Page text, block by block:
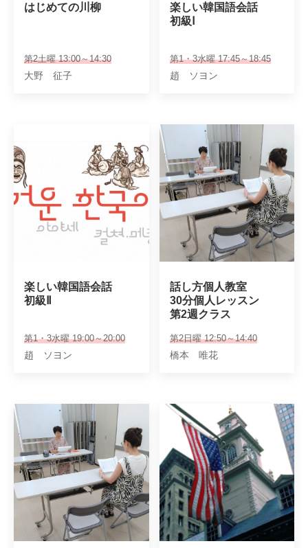
はじめての川柳
第2土曜 13:00～14:30
大野 征子
楽しい韓国語会話
初級Ⅰ
第1・3水曜 17:45～18:45
趙 ソヨン
楽しい韓国語会話
初級Ⅱ
第1・3水曜 19:00～20:00
趙 ソヨン
話し方個人教室
30分個人レッスン
第2週クラス
第2日曜 12:50～14:40
橋本 唯花